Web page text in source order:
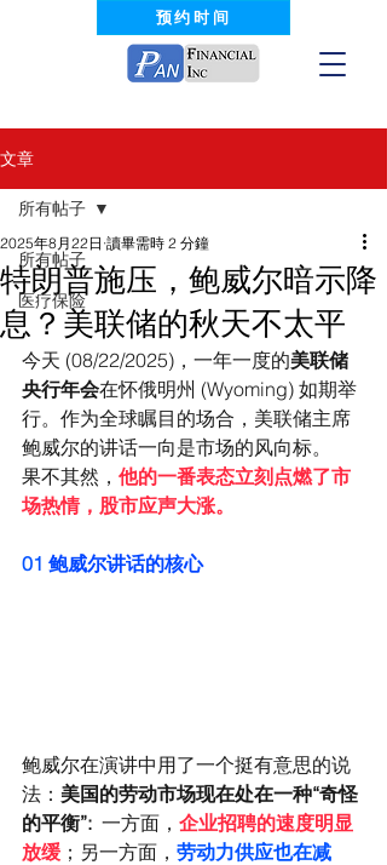
预约时间
文章
所有帖子
医疗保险
所有帖子
特朗普施压，鲍威尔暗示降
息？美联储的秋天不太平
2025年8月22日 讀畢需時 2 分鐘
今天 (08/22/2025)，一年一度的美联储
央行年会在怀俄明州 (Wyoming) 如期举
行。作为全球瞩目的场合，美联储主席
鲍威尔的讲话一向是市场的风向标。
果不其然， 他的一番表态立刻点燃了市
场热情，股市应声大涨。
01 鲍威尔讲话的核心
鲍威尔在演讲中用了一个挺有意思的说
法： 美国的劳动市场现在处在一种“奇怪
的平衡”: 一方面， 企业招聘的速度明显
放缓 ；另一方面， 劳动力供应也在减